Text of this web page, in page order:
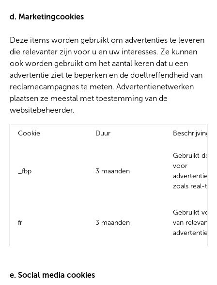
d. Marketingcookies
Deze items worden gebruikt om advertenties te leveren
die relevanter zijn voor u en uw interesses. Ze kunnen
ook worden gebruikt om het aantal keren dat u een
advertentie ziet te beperken en de doeltreffendheid van
reclamecampagnes te meten. Advertentienetwerken
plaatsen ze meestal met toestemming van de
websitebeheerder.
Cookie Duur Beschrijving
_fbp 3 maanden
Gebruikt
voor
zoals real-
fr 3 maanden
Gebruikt
van relevante
advertenties.
e. Social media cookies